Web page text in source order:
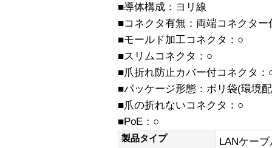
■導体構成：ヨリ線
■コネクタ有無：両端コネクター
■モールド加工コネクタ：○
■スリムコネクタ：○
■爪折れ防止カバー付コネクタ：
■パッケージ形態：ポリ袋(環境
■爪の折れないコネクタ：○
■PoE：○
製品タイプ LANケーブ